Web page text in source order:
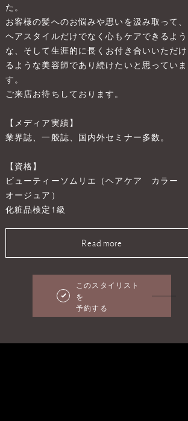
た。
お客様の髪へのお悩みや思いを汲み取って、
ヘアスタイルだけでなく心もケアできるよう
な、そして生涯的に長くお付き合いいただけ
るような美容師であり続けたいと思っていま
す。
ご来店お待ちしております。
【メディア実績】
業界誌、一般誌、国内外セミナー多数。
【資格】
ビューティーソムリエ（ヘアケア カラー
オージュア）
化粧品検定1級
Read more
このスタイリスト
を
予約する